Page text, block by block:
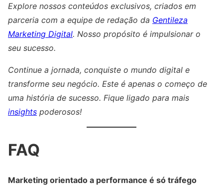
Explore nossos conteúdos exclusivos, criados em
parceria com a equipe de redação da Gentileza
Marketing Digital. Nosso propósito é impulsionar o
seu sucesso.
Continue a jornada, conquiste o mundo digital e
transforme seu negócio. Este é apenas o começo de
uma história de sucesso. Fique ligado para mais
insights poderosos!
FAQ
Marketing orientado a performance é só tráfego